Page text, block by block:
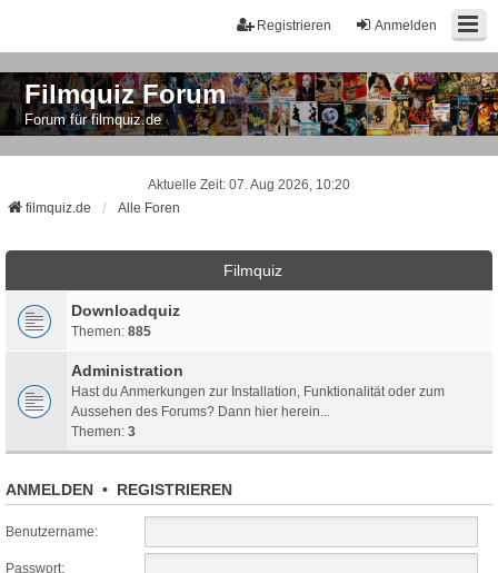
Anmelden
Registrieren
Filmquiz Forum
Forum für filmquiz.de
Aktuelle Zeit: 07. Aug 2026, 10:20
filmquiz.de
Alle Foren
Filmquiz
Downloadquiz
Themen: 885
Administration
Hast du Anmerkungen zur Installation, Funktionalität oder zum
Aussehen des Forums? Dann hier herein...
Themen: 3
ANMELDEN • REGISTRIEREN
Benutzername:
Passwort: